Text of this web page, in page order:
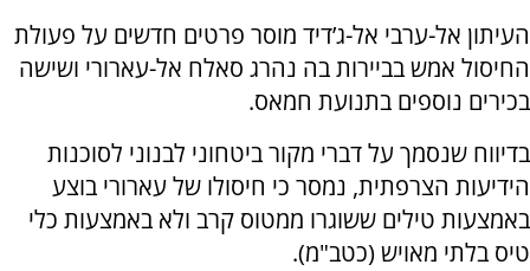
העיתון אל-ערבי אל-ג’דיד מוסר פרטים חדשים על פעולת
החיסול אמש בביירות בה נהרג סאלח אל-עארורי ושישה
בכירים נוספים בתנועת חמאס.
בדיווח שנסמך על דברי מקור ביטחוני לבנוני לסוכנות
הידיעות הצרפתית, נמסר כי חיסולו של עארורי בוצע
באמצעות טילים ששוגרו ממטוס קרב ולא באמצעות כלי
טיס בלתי מאויש (כטב"מ).